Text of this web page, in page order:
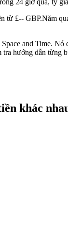
24 giờ qua, tỷ
từ £-- GBP.Năm
and Time.
tra hướng dẫn từng
khác